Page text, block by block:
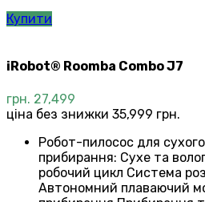
Купити
iRobot® Roomba Combo J7
грн. 27,499
ціна без знижки 35,999 грн.
Робот-пилосос для
прибирання: Сухе та
робочий цикл Система
Автономний плаваючий